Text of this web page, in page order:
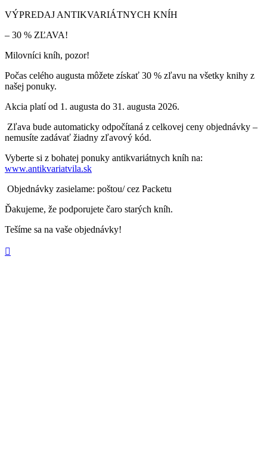
VÝPREDAJ ANTIKVARIÁTNYCH KNÍH
– 30 % ZĽAVA!
Milovníci kníh, pozor!
Počas celého augusta môžete získať 30 % zľavu na všetky knihy z
našej ponuky.
Akcia platí od 1. augusta do 31. augusta 2026.
Zľava bude automaticky odpočítaná z celkovej ceny objednávky –
nemusíte zadávať žiadny zľavový kód.
Vyberte si z bohatej ponuky antikvariátnych kníh na:
www.antikvariatvila.sk
Objednávky zasielame: poštou/ cez Packetu
Ďakujeme, že podporujete čaro starých kníh.
Tešíme sa na vaše objednávky!
